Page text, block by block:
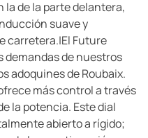
de la parte delantera,
suave y
carretera.|El Future
demandas de nuestros
adoquines de Roubaix.
más control a través
la potencia. Este dial
abierto a rígido;